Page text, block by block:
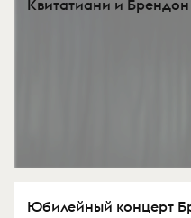
Квитатиани и
Юбилейный концерт